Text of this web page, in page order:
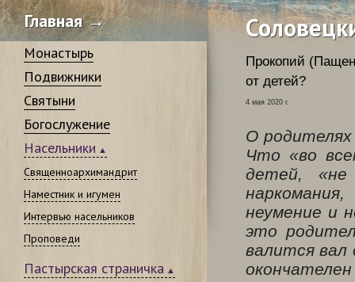
Главная →
Монастырь
Подвижники
Святыни
Богослужение
Насельники
Священноархимандрит
Наместник и игумен
Интервью насельников
Проповеди
Пастырская страничка
Прокопий
от детей?
4 мая 2020 г.
О
Что «во
детей, «не
неумение и
это
валится вал